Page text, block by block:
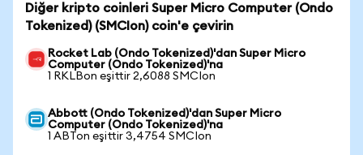
Diğer kripto coinleri Super Micro Computer (Ondo
Tokenized) (SMCIon) coin'e çevirin
Rocket Lab (Ondo Tokenized)'dan Super Micro
Computer (Ondo Tokenized)'na
1 RKLBon eşittir 2,6088 SMCIon
Abbott (Ondo Tokenized)'dan Super Micro
Computer (Ondo Tokenized)'na
1 ABTon eşittir 3,4754 SMCIon